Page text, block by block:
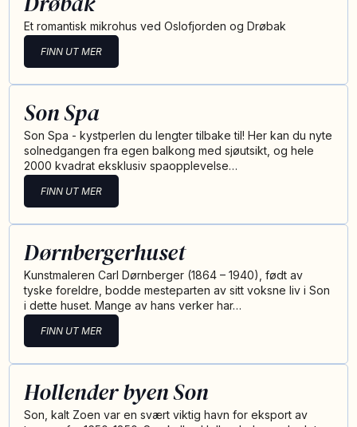
Et romantisk mikrohus ved Oslofjorden og Drøbak
FINN UT MER
Son Spa
Son Spa - kystperlen du lengter tilbake til! Her kan du nyte
solnedgangen fra egen balkong med sjøutsikt, og hele
2000 kvadrat eksklusiv spaopplevelse…
FINN UT MER
Dørnbergerhuset
Kunstmaleren Carl Dørnberger (1864 – 1940), født av
tyske foreldre, bodde mesteparten av sitt voksne liv i Son
i dette huset. Mange av hans verker har…
FINN UT MER
Hollender byen Son
Son, kalt Zoen var en svært viktig havn for eksport av